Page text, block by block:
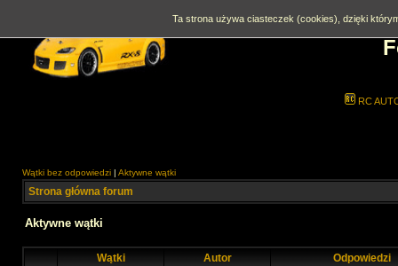
RC
Wątki bez odpowiedzi | Aktywne wątki
Strona główna forum
Aktywne wątki
Wątki Autor Odpowiedzi
Ta strona używa ciasteczek (cookies), dzięki